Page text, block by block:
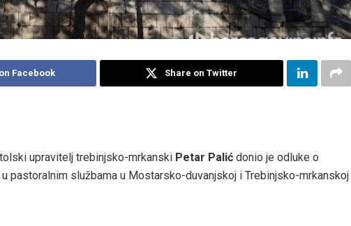
Facebook Share on Twitter
upravitelj trebinjsko-mrkanski Petar Palić donio je odluke o
pastoralnim službama u Mostarsko-duvanjskoj i Trebinjsko-mrkanskoj